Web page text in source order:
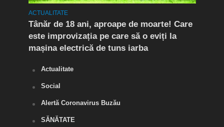
ACTUALITATE
Tânăr de 18 ani, aproape de moarte! Care
este improvizația pe care să o eviți la
mașina electrică de tuns iarba
Actualitate
Social
Alertă Coronavirus Buzău
SĂNĂTATE